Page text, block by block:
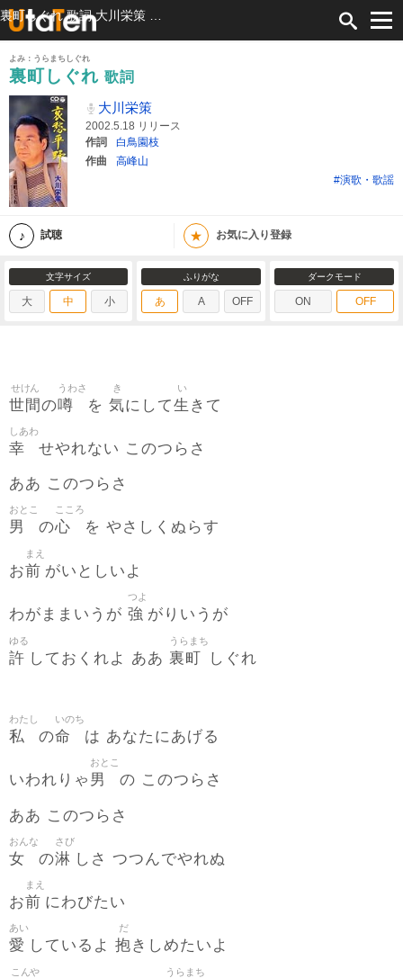
よみ：うらまちしぐれ
裏町しぐれ 歌詞
大川栄策
2002.5.18 リリース
作詞
白鳥園枝
作曲
高峰山
#演歌・歌謡
試聴 ★ お気に入り登録
文字サイズ
大 中 小
ふりがな
あ A OFF
ダークモード
ON OFF
世間
せけん
の噂
うわさ
を 気
き
にして生
い
きて
幸
しあわ
せやれない このつらさ
ああ このつらさ
男
おとこ
の心
こころ
を やさしくぬらす
お前
まえ
がいとしいよ
わがままいうが 強
つよ
がりいうが
許
ゆる
しておくれよ ああ 裏町
うらまち
しぐれ
私
わたし
の命
いのち
は あなたにあげる
いわれりゃ 男
おとこ
の このつらさ
ああ このつらさ
女
おんな
の淋
さび
しさ つつんでやれぬ
お前
まえ
にわびたい
愛
あい
しているよ 抱
だ
きしめたいよ
こんや うらまち